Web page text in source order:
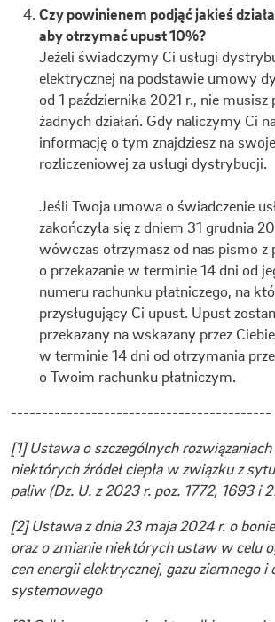
Czy powinienem podjąć jakieś
aby otrzymać upust 10%?
Jeżeli świadczymy Ci usługi
elektrycznej na podstawie umowy
od 1 października 2021 r., nie
żadnych działań. Gdy naliczymy Ci
informację o tym znajdziesz na
rozliczeniowej za usługi dystrybucji.
Jeśli Twoja umowa o świadczenie
zakończyła się z dniem 31 grudnia
wówczas otrzymasz od nas pismo z
o przekazanie w terminie 14 dni od
numeru rachunku płatniczego, na
przysługujący Ci upust. Upust
przekazany na wskazany przez
w terminie 14 dni od otrzymania
o Twoim rachunku płatniczym.
------------------------------------------
[1] Ustawa o szczególnych
niektórych źródeł ciepła w związku z
paliw (Dz. U. z 2023 r. poz. 1772, 1693 i
[2] Ustawa z dnia 23 maja 2024 r. o
oraz o zmianie niektórych ustaw w celu
cen energii elektrycznej, gazu ziemnego i
systemowego